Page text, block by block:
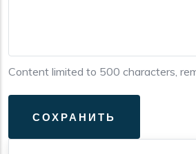
Content limited to 500 characters,